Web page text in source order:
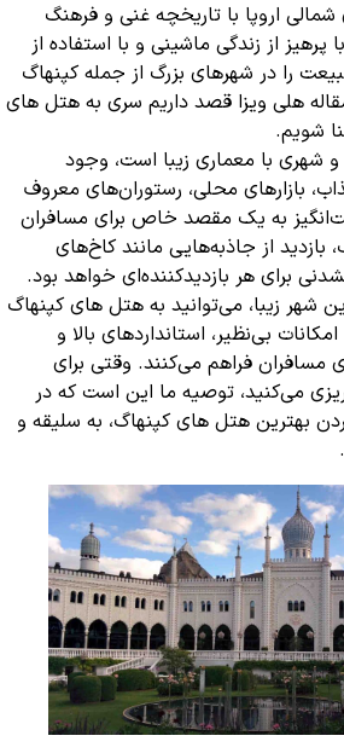
اروپا با تاریخچه غنی و فرهنگ
از زندگی ماشینی و با استفاده از
را در شهرهای بزرگ از جمله کپنهاگ
هلی ویزا قصد داریم سری به هتل های
شویم.
و شهری با معماری زیبا است، وجود
بازارهای محلی، رستوران‌های معروف
به یک مقصد خاص برای مسافران
از جاذبه‌هایی مانند کاخ‌های
برای هر بازدیدکننده‌ای خواهد بود.
شهر زیبا، می‌توانید به هتل‌ های کپنهاگ
بی‌نظیر، استانداردهای بالا و
مسافران فراهم می‌کنند. وقتی برای
می‌کنید، توصیه ما این است که در
بهترین هتل ‌های کپنهاگ، به سلیقه و